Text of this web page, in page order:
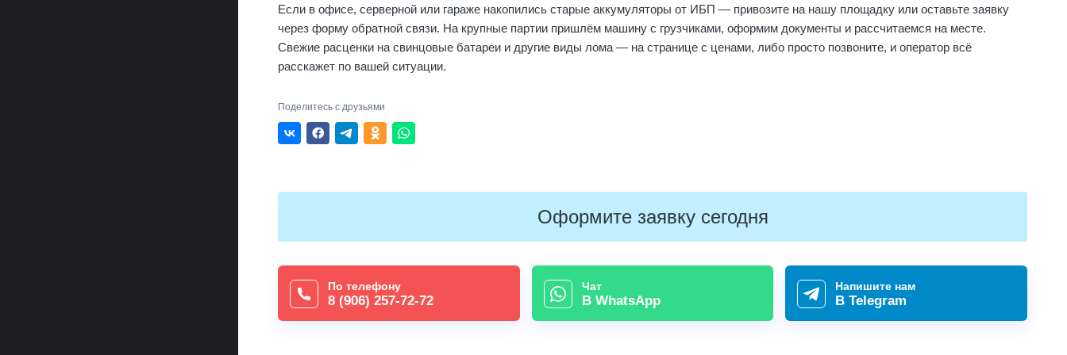
Если в офисе, серверной или гараже накопились старые аккумуляторы от ИБП — привозите на нашу площадку или оставьте заявку
через форму обратной связи. На крупные партии пришлём машину с грузчиками, оформим документы и рассчитаемся на месте.
Свежие расценки на свинцовые батареи и другие виды лома — на странице с ценами, либо просто позвоните, и оператор всё
расскажет по вашей ситуации.
Поделитесь с друзьями
Оформите заявку сегодня
По телефону
8 (906) 257-72-72
Чат
В WhatsApp
Напишите нам
В Telegram